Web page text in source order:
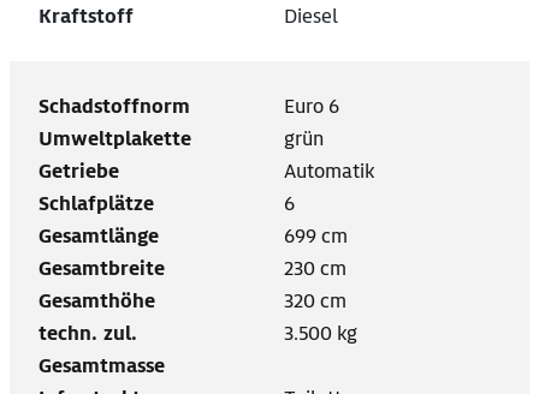
Kraftstoff
Diesel
Schadstoffnorm
Euro 6
Umweltplakette
grün
Getriebe
Automatik
Schlafplätze
6
Gesamtlänge
699 cm
Gesamtbreite
230 cm
Gesamthöhe
320 cm
techn. zul.
Gesamtmasse
3.500 kg